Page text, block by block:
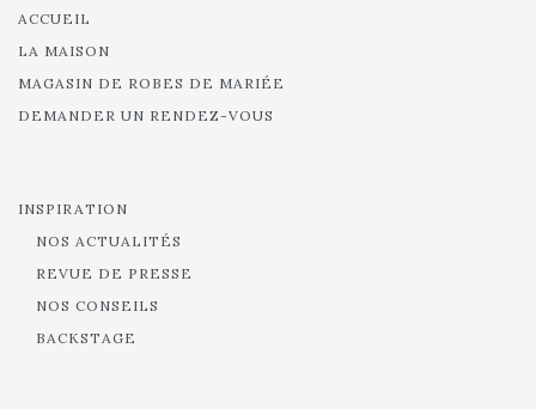
ACCUEIL
LA MAISON
MAGASIN DE ROBES DE MARIÉE
DEMANDER UN RENDEZ-VOUS
INSPIRATION
NOS ACTUALITÉS
REVUE DE PRESSE
NOS CONSEILS
BACKSTAGE